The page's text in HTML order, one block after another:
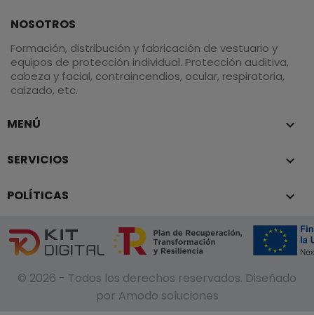
NOSOTROS
Formación, distribución y fabricación de vestuario y
equipos de protección individual. Protección auditiva,
cabeza y facial, contraincendios, ocular, respiratoria,
calzado, etc.
MENÚ 
SERVICIOS 
POLÍTICAS 
© 2026 - Todos los derechos reservados. Diseñado
por Amodo soluciones